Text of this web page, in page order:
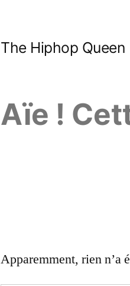
The Hiphop
Aïe !
Apparemment, rien n’a